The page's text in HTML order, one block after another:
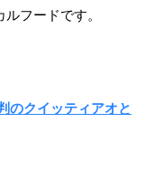
フードです。
のクイッティアオと